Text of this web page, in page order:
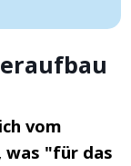
vom
was "für das